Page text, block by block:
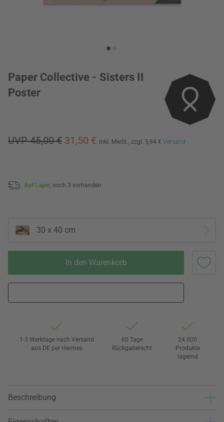
Paper Collective - Sisters II
Poster
UVP 45,00 € 31,50 € inkl. MwSt., zzgl. 5,94 € Versand
Auf Lager, noch 3 vorhanden
30 x 40 cm
In den Warenkorb
1-3 Werktage nach Versand
aus DE per Hermes
60 Tage
Rückgaberecht
24.000
Produkte
lagernd
Beschreibung